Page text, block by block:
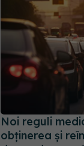
Noi reguli
obținerea și